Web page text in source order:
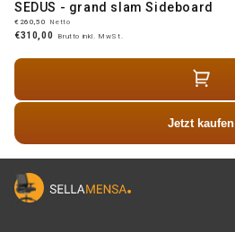
SEDUS - grand slam Sideboard
€260,50 Netto
€310,00 Brutto inkl. MwSt.
Jetzt kaufen